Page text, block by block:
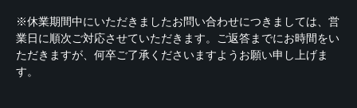
※休業期間中にいただきましたお問い合わせにつきましては、営
業日に順次ご対応させていただきます。ご返答までにお時間をい
ただきますが、何卒ご了承くださいますようお願い申し上げま
す。